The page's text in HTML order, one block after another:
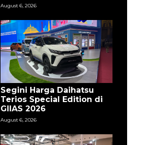
August 6, 2026
Segini Harga Daihatsu
Terios Special Edition di
GIIAS 2026
August 6, 2026